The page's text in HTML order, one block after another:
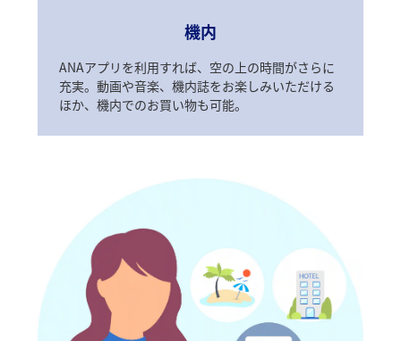
機内
ANAアプリを利用すれば、空の上の時間がさらに
充実。動画や音楽、機内誌をお楽しみいただける
ほか、機内でのお買い物も可能。